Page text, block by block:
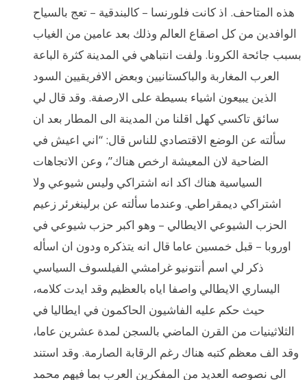
هذه المتاحف. اذ كانت فلورنسا – كالبندقية – تعج بالسياح
الوافدين من كل اصقاع العالم وذلك بعد عامين من الغياب
بسبب جائحة الكرونا. ولفت انتباهي في المدينة كثرة الباعة
العرب المغاربة والباكستانيين وبعض الافريقيين السود
الذين يبيعون اشياء بسيطة على الارصفة. وقد قال لي
سائق تاكسي كهل اقلنا من المدينة الى المطار بعد ان
سألته عن الوضع الاقتصادي للناس قال: “اني اعيش في
الضاحية لان المعيشة ارخص هناك”، وعن الاتجاهات
السياسية هناك اكد انه اشتراكي وليس شيوعي ولا
اشتراكي ديمقراطي. وعندما سألته عن برلينغرئر زعيم
الحزب الشيوعي الايطالي – وهو اكبر حزب شيوعي في
اوروبا – قبل خمسين عاما قال انه يتذكره ودون ان اسأله
ذكر لي اسم أنتونيو غرامشي الفيلسوف السياسي
اليساري الايطالي واصفا اياه بالعظيم وقد ايدت كلامه،
حيث حكم عليه الفاشيون الحاكمون في ايطاليا في
الثلاثينيات من القرن الماضي بالسجن لمدة عشرين عاما،
وقد الف معظم كتبه هناك رغم الرقابة الصارمة. وقد استند
الى نصوصه العديد من المفكرين العرب بما فيهم محمد